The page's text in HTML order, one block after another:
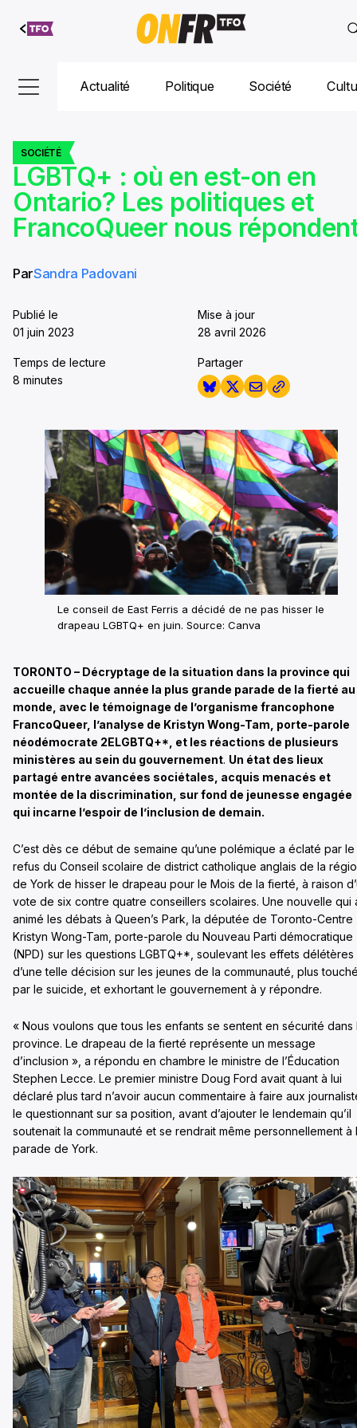
Aller au
contenu
Actualité Politique Société
SOCIÉTÉ
LGBTQ+ : où en est-on en
Ontario? Les politiques et
FrancoQueer nous
ParSandra Padovani
Publié le
01 juin 2023
Mise à jour
28 avril 2026
Temps de lecture
8 minutes
Partager
Le conseil de East Ferris a décidé de ne pas hisser le
drapeau LGBTQ+ en juin. Source: Canva
TORONTO – Décryptage de la situation dans la province qui
accueille chaque année la plus grande parade de la fierté au
monde, avec le témoignage de l’organisme francophone
FrancoQueer, l’analyse de Kristyn Wong-Tam, porte-parole
néodémocrate 2ELGBTQ+*, et les réactions de plusieurs
ministères au sein du gouvernement. Un état des lieux
partagé entre avancées sociétales, acquis menacés et
montée de la discrimination, sur fond de jeunesse engagée
qui incarne l’espoir de l’inclusion de demain.
C’est dès ce début de semaine qu’une polémique a éclaté par le
refus du Conseil scolaire de district catholique anglais de la
de York de hisser le drapeau pour le Mois de la fierté, à raison
vote de six contre quatre conseillers scolaires. Une nouvelle qui
animé les débats à Queen’s Park, la députée de Toronto-Centre
Kristyn Wong-Tam, porte-parole du Nouveau Parti démocratique
(NPD) sur les questions LGBTQ+*, soulevant les effets délétères
d’une telle décision sur les jeunes de la communauté, plus
par le suicide, et exhortant le gouvernement à y répondre.
« Nous voulons que tous les enfants se sentent en sécurité dans
province. Le drapeau de la fierté représente un message
d’inclusion », a répondu en chambre le ministre de l’Éducation
Stephen Lecce. Le premier ministre Doug Ford avait quant à lui
déclaré plus tard n’avoir aucun commentaire à faire aux
le questionnant sur sa position, avant d’ajouter le lendemain qu’il
soutenait la communauté et se rendrait même personnellement à
parade de York.